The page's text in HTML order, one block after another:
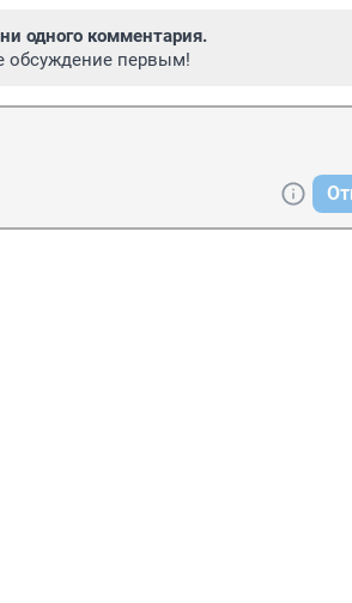
одного комментария.
обсуждение первым!